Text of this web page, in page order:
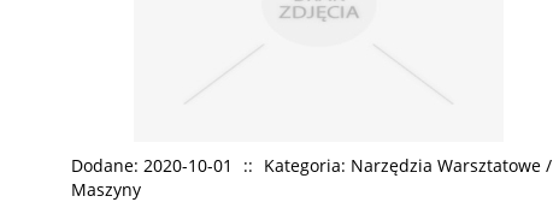
Dodane: 2020-10-01
:: Kategoria: Narzędzia Warsztatowe /
Maszyny